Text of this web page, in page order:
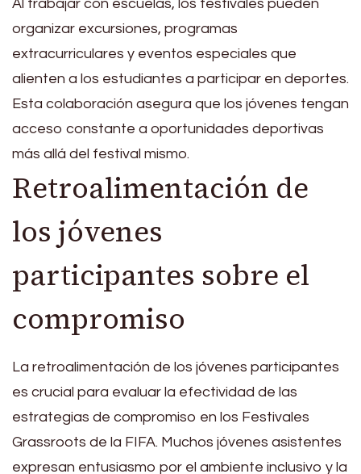
Al trabajar con escuelas, los festivales pueden
organizar excursiones, programas
extracurriculares y eventos especiales que
alienten a los estudiantes a participar en deportes.
Esta colaboración asegura que los jóvenes tengan
acceso constante a oportunidades deportivas
más allá del festival mismo.
Retroalimentación de
los jóvenes
participantes sobre el
compromiso
La retroalimentación de los jóvenes participantes
es crucial para evaluar la efectividad de las
estrategias de compromiso en los Festivales
Grassroots de la FIFA. Muchos jóvenes asistentes
expresan entusiasmo por el ambiente inclusivo y la